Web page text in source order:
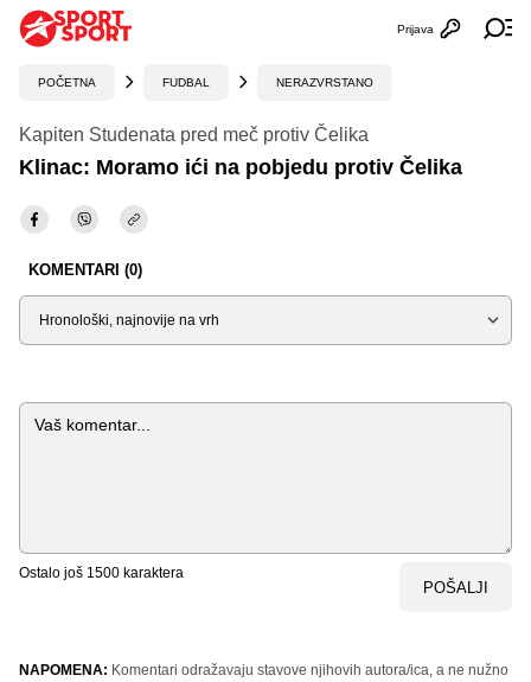
Otvori
Prijava
POČETNA FUDBAL NERAZVRSTANO
Kapiten Studenata pred meč protiv Čelika
Klinac: Moramo ići na pobjedu protiv Čelika
KOMENTARI (0)
Sortiraj
Komentar
Ostalo još 1500 karaktera
POŠALJI
NAPOMENA: Komentari odražavaju stavove njihovih autora/ica, a ne nužno